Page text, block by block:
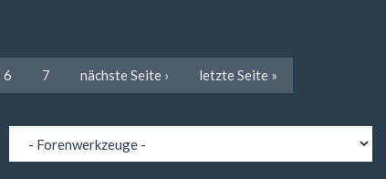
6 7 nächste Seite › letzte Seite »